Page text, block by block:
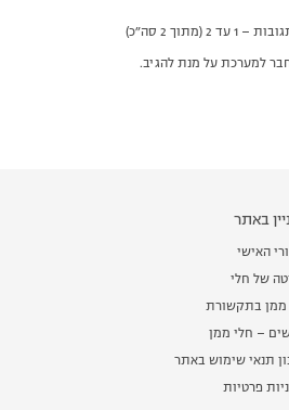
למערכת על מנת להגיב.
באתר
האישי
של חלי
ממן בתקשורת
– חלי ממן
תנאי שימוש באתר
פרטיות